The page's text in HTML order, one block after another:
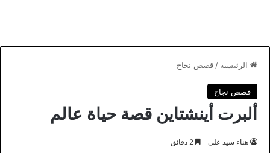
الرئيسية / قصص نجاح
قصص نجاح
ألبرت أينشتاين قصة حياة عالم
هناء سيد علي